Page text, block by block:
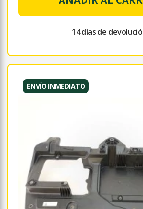
14 días de
ENVÍO INMEDIATO